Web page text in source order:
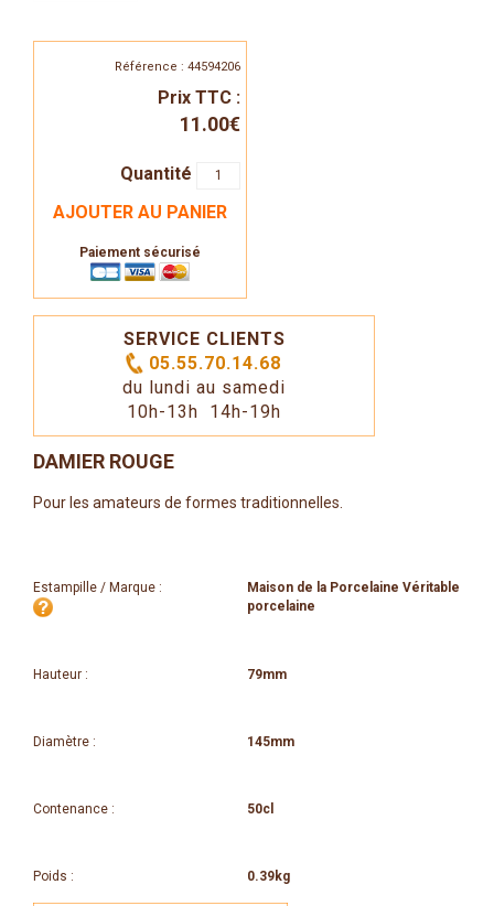
Référence : 44594206
Prix TTC :
11.00€
Quantité
AJOUTER AU PANIER
Paiement sécurisé
SERVICE CLIENTS
05.55.70.14.68
du lundi au samedi
10h-13h 14h-19h
DAMIER ROUGE
Pour les amateurs de formes traditionnelles.
Estampille / Marque :
Maison de la Porcelaine Véritable
porcelaine
Hauteur : 79mm
Diamètre : 145mm
Contenance : 50cl
Poids : 0.39kg